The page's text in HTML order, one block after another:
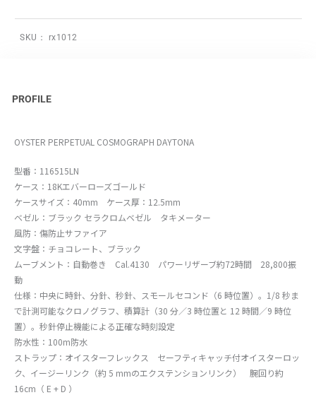
SKU： rx1012
PROFILE
OYSTER PERPETUAL COSMOGRAPH DAYTONA
型番：116515LN
ケース：18Kエバーローズゴールド
ケースサイズ：40mm ケース厚：12.5mm
ベゼル：ブラック セラクロムベゼル タキメーター
風防：傷防止サファイア
文字盤：チョコレート、ブラック
ムーブメント：自動巻き Cal.4130 パワーリザーブ約72時間 28,800振
動
仕様：中央に時針、分針、秒針、スモールセコンド（6 時位置）。1/8 秒ま
で計測可能なクロノグラフ、積算計（30 分／3 時位置と 12 時間／9 時位
置）。秒針停止機能による正確な時刻設定
防水性：100m防水
ストラップ：オイスターフレックス セーフティキャッチ付オイスターロッ
ク、イージーリンク（約 5 mmのエクステンションリンク） 腕回り約
16cm（ E + D ）